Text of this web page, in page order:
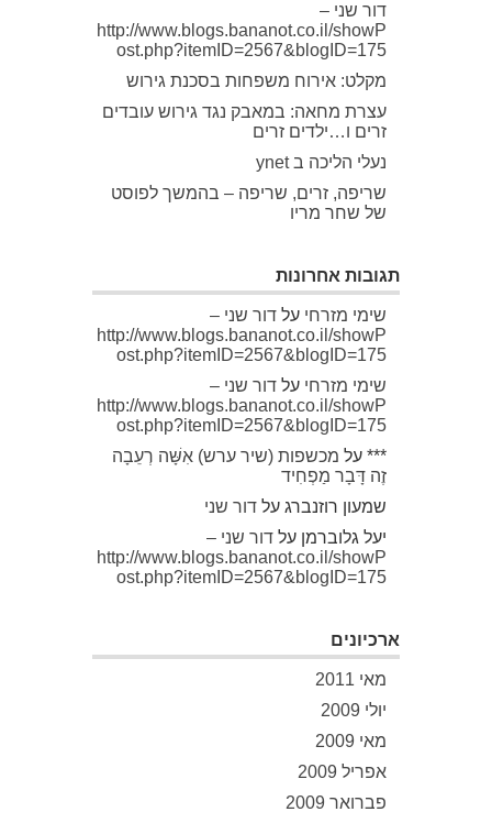
דור שני –
http://www.blogs.bananot.co.il/showP
ost.php?itemID=2567&blogID=175
מקלט: אירוח משפחות בסכנת גירוש
עצרת מחאה: במאבק נגד גירוש עובדים
זרים ו…ילדים זרים
נעלי הליכה ב ynet
שריפה, זרים, שריפה – בהמשך לפוסט
של שחר מריו
תגובות אחרונות
שימי מזרחי על דור שני –
http://www.blogs.bananot.co.il/showP
ost.php?itemID=2567&blogID=175
שימי מזרחי על דור שני –
http://www.blogs.bananot.co.il/showP
ost.php?itemID=2567&blogID=175
*** על מכשפות (שיר ערש) אִשָּׁה רְעֵבָה
זֶה דָּבָר מַפְחִיד
שמעון רוזנברג על דור שני
יעל גלוברמן על דור שני –
http://www.blogs.bananot.co.il/showP
ost.php?itemID=2567&blogID=175
ארכיונים
מאי 2011
יולי 2009
מאי 2009
אפריל 2009
פברואר 2009